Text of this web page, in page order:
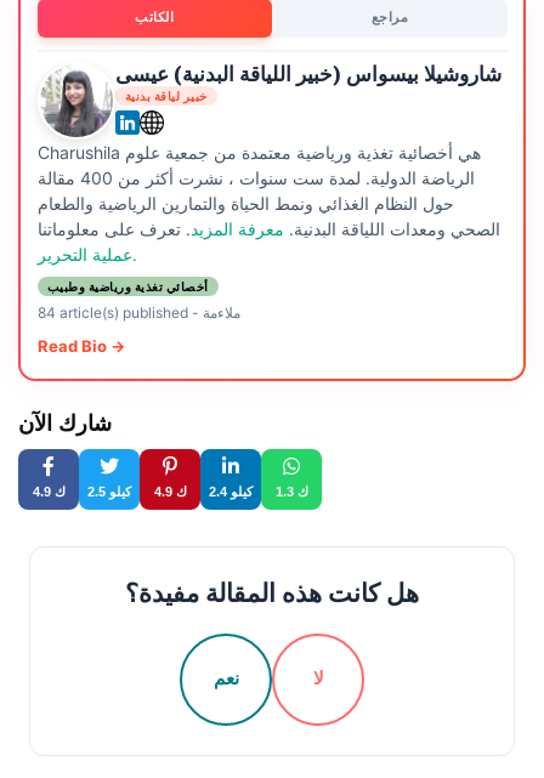
الكاتب مراجع
شاروشيلا بيسواس (خبير اللياقة البدنية) عيسى
خبير لياقة بدنية
Charushila هي أخصائية تغذية ورياضية معتمدة من جمعية علوم
الرياضة الدولية. لمدة ست سنوات ، نشرت أكثر من 400 مقالة
حول النظام الغذائي ونمط الحياة والتمارين الرياضية والطعام
الصحي ومعدات اللياقة البدنية. معرفة المزيد. تعرف على معلوماتنا
عملية التحرير.
أخصائي تغذية ورياضية وطبيب
84 article(s) published- ملاءمة
Read Bio →
شارك الآن
4.9 ك 2.5 كيلو 4.9 ك 2.4 كيلو 1.3 ك
هل كانت هذه المقالة مفيدة؟
نعم لا